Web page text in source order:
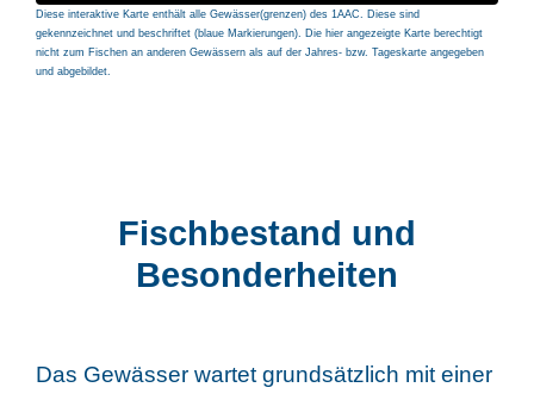
Diese interaktive Karte enthält alle Gewässer(grenzen) des 1AAC. Diese sind
gekennzeichnet und beschriftet (blaue Markierungen). Die hier angezeigte Karte berechtigt
nicht zum Fischen an anderen Gewässern als auf der Jahres- bzw. Tageskarte angegeben
und abgebildet.
Fischbestand und
Besonderheiten
Das Gewässer wartet grundsätzlich mit einer